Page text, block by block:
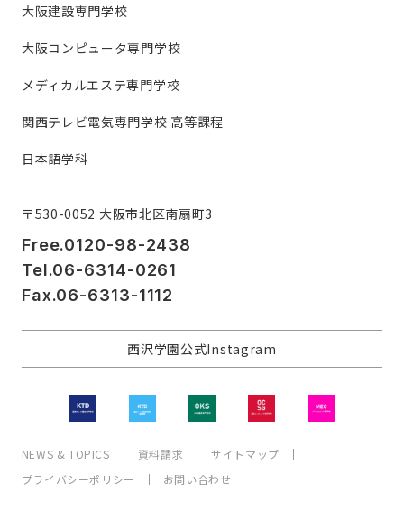
大阪建設専門学校
大阪コンピュータ専門学校
メディカルエステ専門学校
関西テレビ電気専門学校 高等課程
日本語学科
〒530-0052 大阪市北区南扇町3
Free.0120-98-2438
Tel.06-6314-0261
Fax.06-6313-1112
西沢学園公式Instagram
NEWS & TOPICS 資料請求
サイトマップ
プライバシーポリシー
お問い合わせ